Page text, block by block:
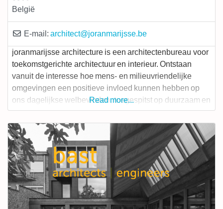
België
E-mail: architect@joranmarijsse.be
joranmarijsse architecture is een architectenbureau voor
toekomstgerichte architectuur en interieur. Ontstaan
vanuit de interesse hoe mens- en milieuvriendelijke
omgevingen een positieve invloed kunnen hebben op
ons dagelijkse welbevinden, toegespitst op duurzaam en
flexibel (ver)bouwen. We hebben aandacht voor
beleving, detaillering, materiaal- en ruimtegebruik vanuit
het perspectief van de eindgebruikers. Nieuwbouw,
renovatie, interieur, masterplanning, ontwerpend
onderzoek, grafisch ontwerp… elke opdracht wordt
Read more...